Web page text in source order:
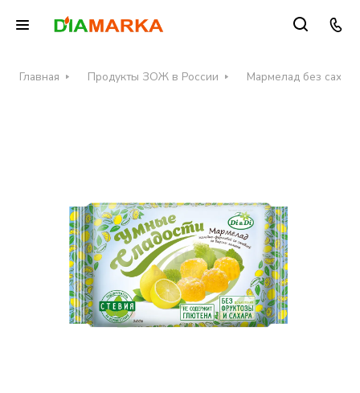
Главная Продукты ЗОЖ в России Мармелад без